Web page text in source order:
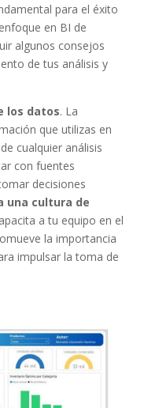
para⁢ el éxito
en BI de
algunos ⁣consejos
de tus análisis y
los datos. La
que ⁣utilizas en
cualquier análisis
con fuentes
decisiones
una cultura⁢ de
a ⁤tu ⁣equipo en el⁢
la⁢ importancia
impulsar la toma ​de